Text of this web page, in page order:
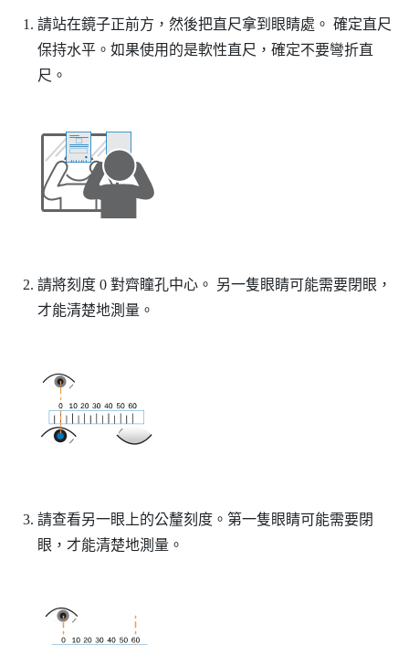
請站在鏡子正前方，然後把直尺拿到眼睛處。 確定直尺
保持水平。如果使用的是軟性直尺，確定不要彎折直
尺。
請將刻度 0 對齊瞳孔中心。 另一隻眼睛可能需要閉眼，
才能清楚地測量。
請查看另一眼上的公釐刻度。第一隻眼睛可能需要閉
眼，才能清楚地測量。